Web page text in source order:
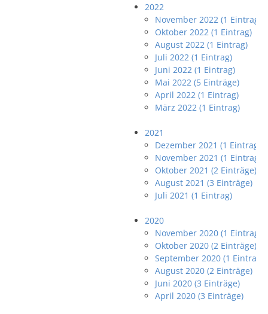
2022
November 2022 (1 Eintrag)
Oktober 2022 (1 Eintrag)
August 2022 (1 Eintrag)
Juli 2022 (1 Eintrag)
Juni 2022 (1 Eintrag)
Mai 2022 (5 Einträge)
April 2022 (1 Eintrag)
März 2022 (1 Eintrag)
2021
Dezember 2021 (1 Eintrag)
November 2021 (1 Eintrag)
Oktober 2021 (2 Einträge)
August 2021 (3 Einträge)
Juli 2021 (1 Eintrag)
2020
November 2020 (1 Eintrag)
Oktober 2020 (2 Einträge)
September 2020 (1 Eintrag)
August 2020 (2 Einträge)
Juni 2020 (3 Einträge)
April 2020 (3 Einträge)